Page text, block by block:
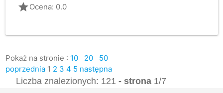
gradeOcena: 0.0
Pokaż na stronie : 10 20
50
poprzednia 1 2 3 4 5 następna
Liczba znalezionych: 121 - strona 1/7